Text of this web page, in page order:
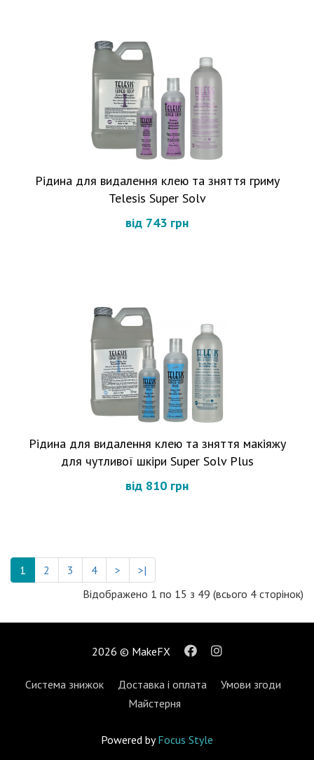
Рідина для видалення клею та зняття гриму
Telesis Super Solv
від 743 грн
Рідина для видалення клею та зняття макіяжу
для чутливої ​​шкіри Super Solv Plus
від 810 грн
1 2 3 4 >
>|
Відображено 1 по 15 з 49 (всього 4 сторінок)
2026 © MakeFX
Система знижок Доставка і оплата
Умови згоди
Майстерня
Powered byFocus Style